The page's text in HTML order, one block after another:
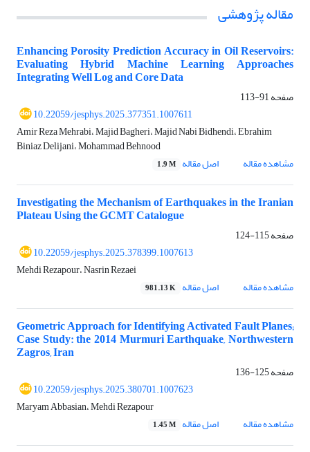
مقاله پژوهشی
Enhancing Porosity Prediction Accuracy in Oil Reservoirs:
Evaluating Hybrid Machine Learning Approaches
Integrating Well Log and Core Data
صفحه91-113
10.22059/jesphys.2025.377351.1007611
Amir Reza Mehrabi، Majid Bagheri، Majid Nabi Bidhendi، Ebrahim
Biniaz Delijani، Mohammad Behnood
مشاهده مقاله
اصل مقاله 1.9 M
Investigating the Mechanism of Earthquakes in the Iranian
Plateau Using the GCMT Catalogue
صفحه115-124
10.22059/jesphys.2025.378399.1007613
Mehdi Rezapour، Nasrin Rezaei
مشاهده مقاله
اصل مقاله 981.13 K
Geometric Approach for Identifying Activated Fault Planes;
Case Study: the 2014 Murmuri Earthquake, Northwestern
Zagros, Iran
صفحه125-136
10.22059/jesphys.2025.380701.1007623
Maryam Abbasian، Mehdi Rezapour
مشاهده مقاله
اصل مقاله 1.45 M